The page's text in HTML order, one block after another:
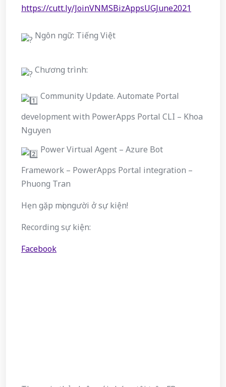
https://cutt.ly/JoinVNMSBizAppsUGJune2021
Ngôn ngữ: Tiếng Việt
Chương trình:
Community Update. Automate Portal
development with PowerApps Portal CLI – Khoa
Nguyen
Power Virtual Agent – Azure Bot
Framework – PowerApps Portal integration –
Phuong Tran
Hẹn gặp mọi người ở sự kiện!
Recording sự kiện:
Facebook